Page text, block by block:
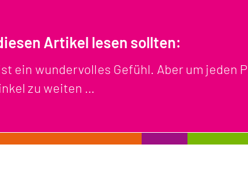
Artikel lesen sollten:
ein wundervolles Gefühl. Aber um jeden
zu weiten …